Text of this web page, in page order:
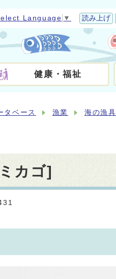
Language ▼ 読み上げ
健康・福祉
タベース 漁業 海の漁具
カゴ]